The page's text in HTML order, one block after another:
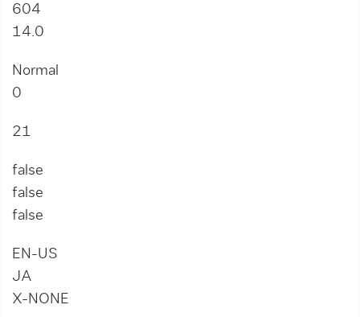
604
14.0
Normal
0
21
false
false
false
EN-US
JA
X-NONE